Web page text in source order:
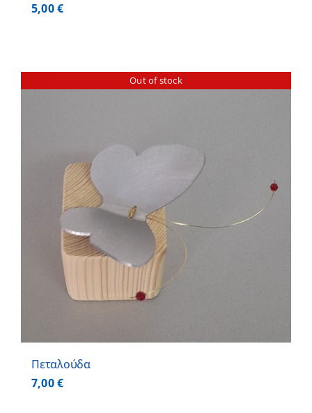
5,00€
Out of stock
Πεταλούδα
7,00€